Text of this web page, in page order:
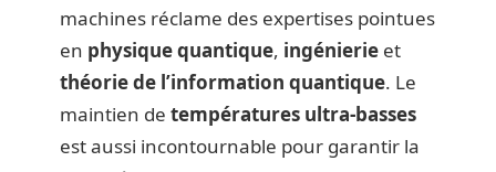
machines réclame des expertises pointues
en physique quantique, ingénierie et
théorie de l’information quantique. Le
maintien de températures ultra-basses
est aussi incontournable pour garantir la